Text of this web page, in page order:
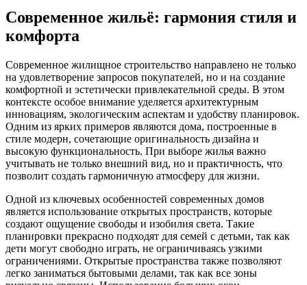
Современное жильё: гармония стиля и
комфорта
Современное жилищное строительство направлено не только
на удовлетворение запросов покупателей, но и на создание
комфортной и эстетически привлекательной среды. В этом
контексте особое внимание уделяется архитектурным
инновациям, экологическим аспектам и удобству планировок.
Одним из ярких примеров являются дома, построенные в
стиле модерн, сочетающие оригинальность дизайна и
высокую функциональность. При выборе жилья важно
учитывать не только внешний вид, но и практичность, что
позволит создать гармоничную атмосферу для жизни.
Одной из ключевых особенностей современных домов
является использование открытых пространств, которые
создают ощущение свободы и изобилия света. Такие
планировки прекрасно подходят для семей с детьми, так как
дети могут свободно играть, не ограничиваясь узкими
ограничениями. Открытые пространства также позволяют
легко заниматься бытовыми делами, так как все зоны